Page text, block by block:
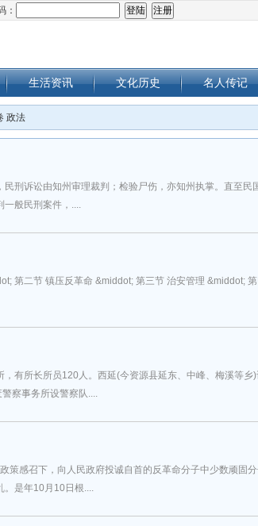
：
生活资讯 文化历史 名人传记
政法
刑诉讼由知州审理裁判；检验尸伤，亦知州执掌。直至民
一般民刑案件，....
第二节 镇压反革命 &middot; 第三节 治安管理 &middot;
有所长所员120人。西延(今资源县延东、中峰、梅溪等乡
察事务所设警察队....
策感召下，向人民政府投诚自首的反革命分子中少数顽固
。是年10月10日根....